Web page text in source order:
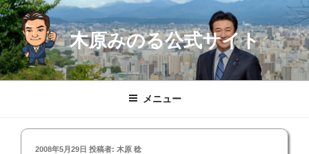
コ
ン
テ
ン
ツ
木原みのる公式サイト
メニュー
投
2008年5月29日 投稿者: 木原 稔